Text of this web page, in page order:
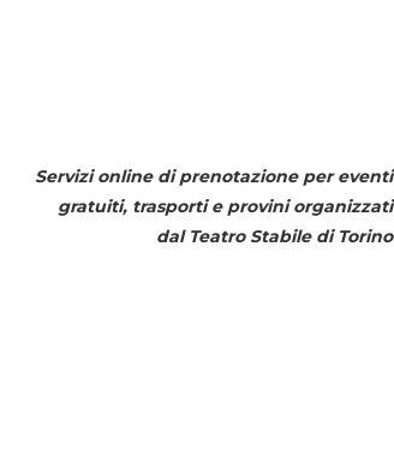
Servizi online di prenotazione per eventi
gratuiti, trasporti e provini organizzati
dal Teatro Stabile di Torino